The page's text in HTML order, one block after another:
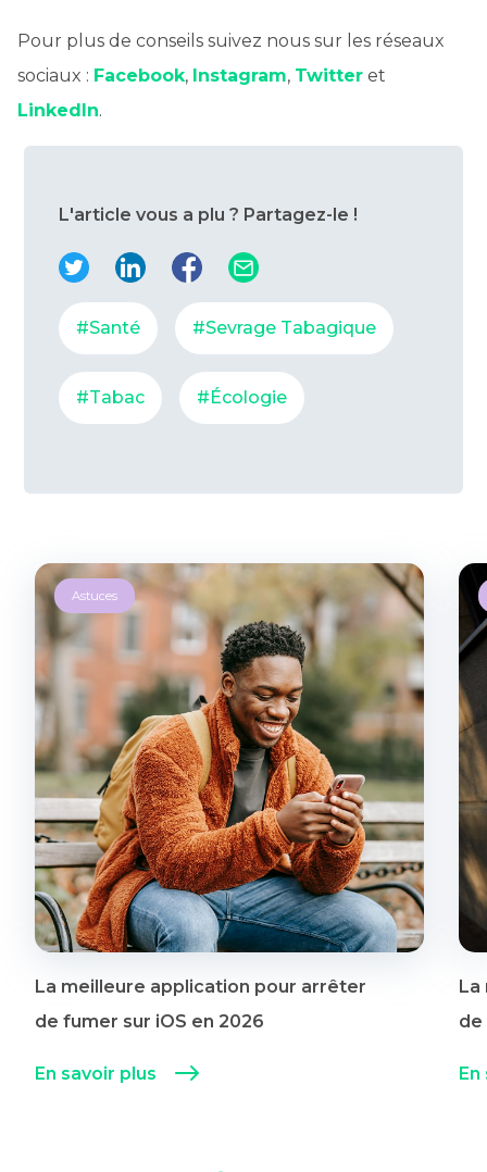
Pour plus de conseils suivez nous sur les réseaux
sociaux : Facebook, Instagram, Twitter et
LinkedIn.
L'article vous a plu ? Partagez-le !
#Santé #Sevrage Tabagique
#Tabac #Écologie
Astuces
La meilleure application pour arrêter
de fumer sur iOS en 2026
En savoir plus
La
de